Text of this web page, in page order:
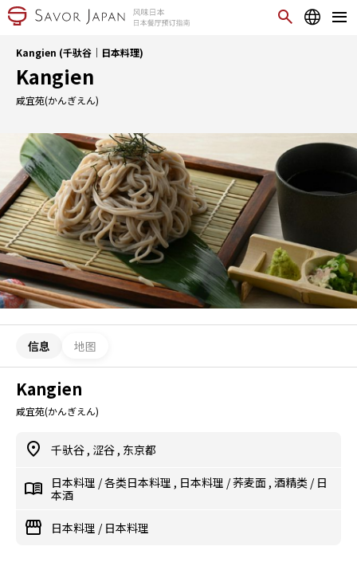
Kangien (千驮谷｜日本料理)
Kangien
咸宜苑(かんぎえん)
信息 地图
Kangien
咸宜苑(かんぎえん)
千驮谷 , 涩谷 , 东京都
日本料理 /各类日本料理 , 日本料理 /荞麦面 , 酒精类 / 日
本酒
日本料理 / 日本料理